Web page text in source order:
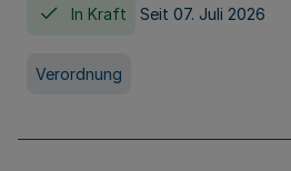
In Kraft Seit 07. Juli 2026
Verordnung